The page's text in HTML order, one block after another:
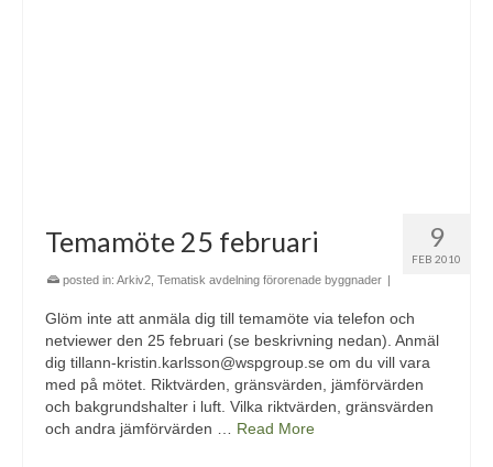
9
FEB 2010
Temamöte 25 februari
posted in: Arkiv2 Tematisk avdelning förorenade byggnader |
Glöm inte att anmäla dig till temamöte via telefon och
netviewer den 25 februari (se beskrivning nedan). Anmäl
dig tillann-kristin.karlsson@wspgroup.se om du vill vara
med på mötet. Riktvärden, gränsvärden, jämförvärden
och bakgrundshalter i luft. Vilka riktvärden, gränsvärden
och andra jämförvärden … Read More